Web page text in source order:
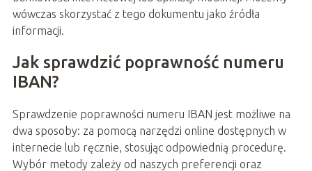
wówczas skorzystać z tego dokumentu jako źródła
informacji.
Jak sprawdzić poprawność numeru
IBAN?
Sprawdzenie poprawności numeru IBAN jest możliwe na
dwa sposoby: za pomocą narzędzi online dostępnych w
internecie lub ręcznie, stosując odpowiednią procedurę.
Wybór metody zależy od naszych preferencji oraz